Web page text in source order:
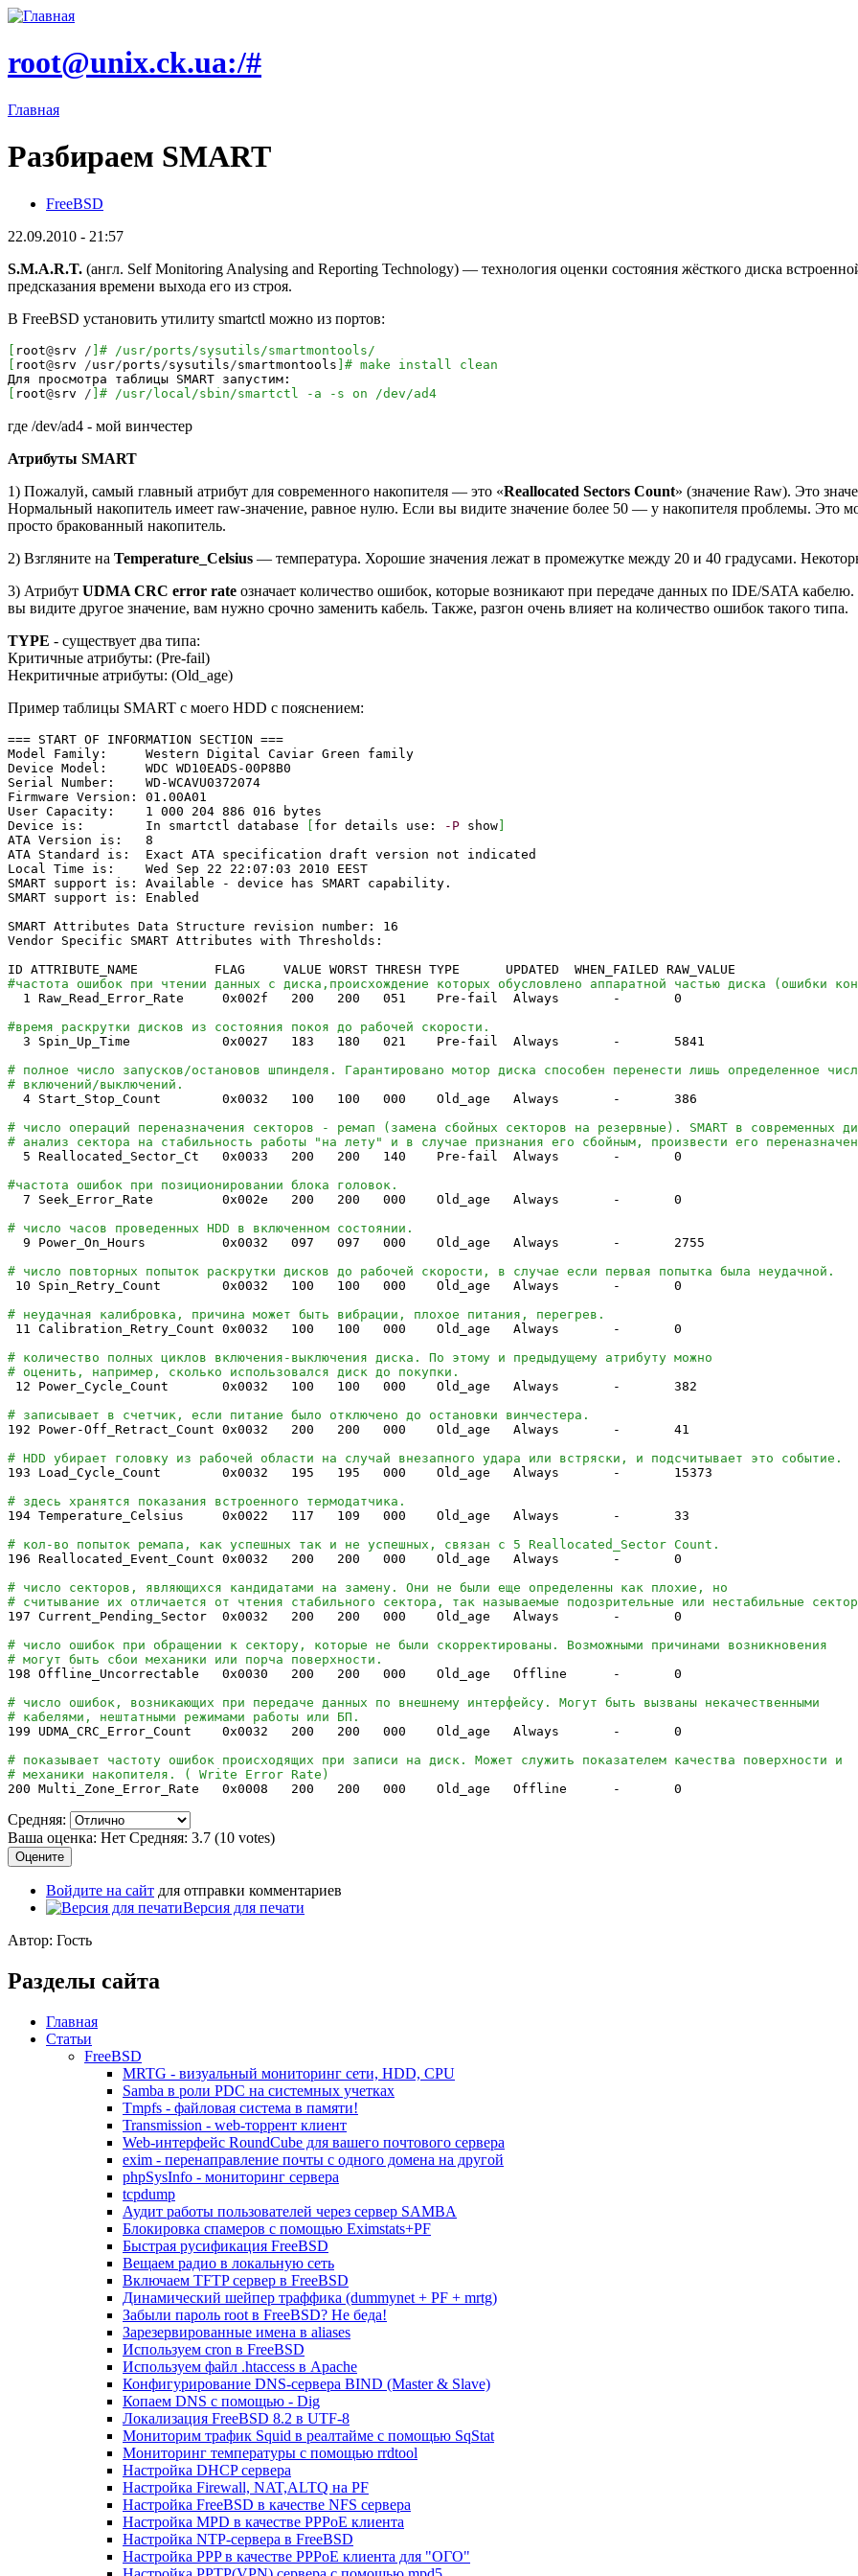
root@unix.ck.ua:/#
Главная
Разбираем SMART
FreeBSD
22.09.2010 - 21:57
S.M.A.R.T. (англ. Self Monitoring Analysing and Reporting Technology) — технология оценки состояния жёсткого диска
предсказания времени выхода его из строя.
В FreeBSD установить утилиту smartctl можно из портов:
root@srv / # /usr/ports/sysutils/smartmontools/
root@srv /usr/ports /sysutils /smartmontools # make install clean
Для просмотра таблицы SMART запустим:
root@srv / # /usr/local/sbin/smartctl -a -s on /dev/ad4
где /dev/ad4 - мой винчестер
Атрибуты SMART
1) Пожалуй, самый главный атрибут для современного накопителя — это «Reallocated Sectors Count» (значение Raw). Это
Нормальный накопитель имеет raw-значение, равное нулю. Если вы видите значение более 50 — у накопителя проблемы. Это
просто бракованный накопитель.
2) Взгляните на Temperature_Celsius — температура. Хорошие значения лежат в промежутке между 20 и 40 градусами.
3) Атрибут UDMA CRC error rate означает количество ошибок, которые возникают при передаче данных по IDE/SATA
вы видите другое значение, вам нужно срочно заменить кабель. Также, разгон очень влияет на количество ошибок такого типа.
TYPE - существует два типа:
Критичные атрибуты: (Pre-fail)
Некритичные атрибуты: (Old_age)
Пример таблицы SMART с моего HDD с пояснением:
=== START OF INFORMATION SECTION ===
Model Family: Western Digital Caviar Green family
Device Model: WDC WD10EADS-00P8B0
Serial Number: WD-WCAVU0372074
Firmware Version: 01.00A01
User Capacity: 1 000 204 886 016 bytes
Device is: In smartctl database
for details use: -P show
ATA Version is: 8
ATA Standard is: Exact ATA specification draft version not indicated
Local Time is: Wed Sep 22 22 :07:03 2010 EEST
SMART support is: Available - device has SMART capability.
SMART support is: Enabled
SMART Attributes Data Structure revision number: 16
Vendor Specific SMART Attributes with Thresholds:
ID ATTRIBUTE_NAME FLAG VALUE WORST THRESH TYPE UPDATED WHEN_FAILED RAW_VALUE
#частота ошибок при чтении данных с диска,происхождение которых обусловлено аппаратной частью диска (ошибки
1
Raw_Read_Error_Rate 0x002f 200 200 051 Pre-fail Always - 0
#время раскрутки дисков из состояния покоя до рабочей скорости.
3 Spin_Up_Time 0x0027 183 180 021 Pre-fail Always - 5841
# полное число запусков/остановов шпинделя. Гарантировано мотор диска способен перенести лишь определенное
# включений/выключений.
4 Start_Stop_Count 0x0032 100 100 000 Old_age Always - 386
# число операций переназначения секторов - ремап (замена сбойных секторов на резервные). SMART в современных
# анализ сектора на стабильность работы "на лету" и в случае признания его сбойным, произвести его
5 Reallocated_Sector_Ct 0x0033 200 200 140 Pre-fail Always - 0
#частота ошибок при позиционировании блока головок.
7 Seek_Error_Rate 0x002e 200 200 000 Old_age Always - 0
# число часов проведенных HDD в включенном состоянии.
9 Power_On_Hours 0x0032 097 097 000 Old_age Always - 2755
# число повторных попыток раскрутки дисков до рабочей скорости, в случае если первая попытка была неудачной.
10 Spin_Retry_Count 0x0032 100 100 000 Old_age Always - 0
# неудачная калибровка, причина может быть вибрации, плохое питания, перегрев.
11
Calibration_Retry_Count 0x0032 100 100 000 Old_age Always - 0
# количество полных циклов включения-выключения диска. По этому и предыдущему атрибуту можно
# оценить, например, сколько использовался диск до покупки.
12 Power_Cycle_Count 0x0032 100 100 000 Old_age Always - 382
# записывает в счетчик, если питание было отключено до остановки винчестера.
192 Power-Off_Retract_Count 0x0032 200 200 000 Old_age Always - 41
# HDD убирает головку из рабочей области на случай внезапного удара или встряски, и подсчитывает это событие.
193 Load_Cycle_Count 0x0032 195 195 000 Old_age Always - 15373
# здесь хранятся показания встроенного термодатчика.
194 Temperature_Celsius 0x0022 117 109 000 Old_age Always - 33
# кол-во попыток ремапа, как успешных так и не успешных, связан с 5 Reallocated_Sector Count.
196 Reallocated_Event_Count 0x0032 200 200 000 Old_age Always - 0
# число секторов, являющихся кандидатами на замену. Они не были еще определенны как плохие, но
# считывание их отличается от чтения стабильного сектора, так называемые подозрительные или нестабильные
197 Current_Pending_Sector 0x0032 200 200 000 Old_age Always - 0
# число ошибок при обращении к сектору, которые не были скорректированы. Возможными причинами возникновения
# могут быть сбои механики или порча поверхности.
198 Offline_Uncorrectable 0x0030 200 200 000 Old_age Offline - 0
# число ошибок, возникающих при передаче данных по внешнему интерфейсу. Могут быть вызваны некачественными
# кабелями, нештатными режимами работы или БП.
199 UDMA_CRC_Error_Count 0x0032 200 200 000 Old_age Always - 0
# показывает частоту ошибок происходящих при записи на диск. Может служить показателем качества поверхности и
# механики накопителя. ( Write Error Rate)
200 Multi_Zone_Error_Rate 0x0008 200 200 000 Old_age Offline - 0
Средняя:
Ваша оценка: Нет Средняя: 3.7 (10 votes)
Войдите на сайт для отправки комментариев
Версия для печати
Автор: Гость
Разделы сайта
Главная
Статьи
FreeBSD
MRTG - визуальный мониторинг сети, HDD, CPU
Samba в роли PDC на системных учетках
Tmpfs - файловая система в памяти!
Transmission - web-торрент клиент
Web-интерфейс RoundCube для вашего почтового сервера
exim - перенаправление почты с одного домена на другой
phpSysInfo - мониторинг сервера
tcpdump
Аудит работы пользователей через сервер SAMBA
Блокировка спамеров с помощью Eximstats+PF
Быстрая русификация FreeBSD
Вещаем радио в локальную сеть
Включаем TFTP сервер в FreeBSD
Динамический шейпер траффика (dummynet + PF + mrtg)
Забыли пароль root в FreeBSD? Не беда!
Зарезервированные имена в aliases
Используем cron в FreeBSD
Используем файл .htaccess в Apache
Конфигурирование DNS-сервера BIND (Master & Slave)
Копаем DNS с помощью - Dig
Локализация FreeBSD 8.2 в UTF-8
Мониторим трафик Squid в реалтайме с помощью SqStat
Мониторинг температуры с помощью rrdtool
Настройка DHCP сервера
Настройка Firewall, NAT,ALTQ на PF
Настройка FreeBSD в качестве NFS сервера
Настройка MPD в качестве PPPoE клиента
Настройка NTP-сервера в FreeBSD
Настройка PPP в качестве PPPoE клиента для "ОГО"